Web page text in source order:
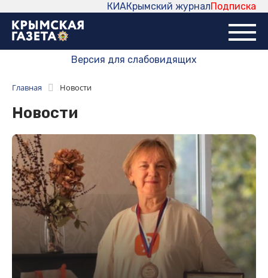
Подписка
Крымский журнал
КИА
Версия для слабовидящих
Главная Новости
Новости